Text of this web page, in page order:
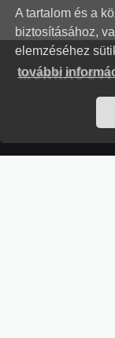
A tartalom és a
biztosításához,
elemzéséhez
további
MUNKAÜGYI